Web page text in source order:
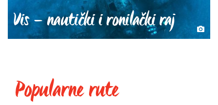
Vis – nautički i ronilački raj
Popularne rute